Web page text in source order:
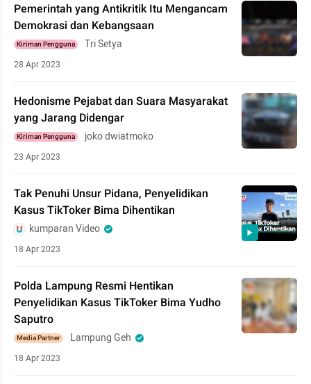
Pemerintah yang Antikritik Itu Mengancam
Demokrasi dan Kebangsaan
Kiriman Pengguna Tri Setya
28 Apr 2023
Hedonisme Pejabat dan Suara Masyarakat
yang Jarang Didengar
Kiriman Pengguna joko dwiatmoko
23 Apr 2023
Tak Penuhi Unsur Pidana, Penyelidikan
Kasus TikToker Bima Dihentikan
kumparan Video
18 Apr 2023
Polda Lampung Resmi Hentikan
Penyelidikan Kasus TikToker Bima Yudho
Saputro
Media Partner Lampung Geh
18 Apr 2023